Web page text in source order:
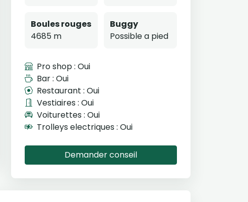
Boules rouges
4685 m
Buggy
Possible a pied
Pro shop : Oui
Bar : Oui
Restaurant : Oui
Vestiaires : Oui
Voiturettes : Oui
Trolleys electriques : Oui
Demander conseil